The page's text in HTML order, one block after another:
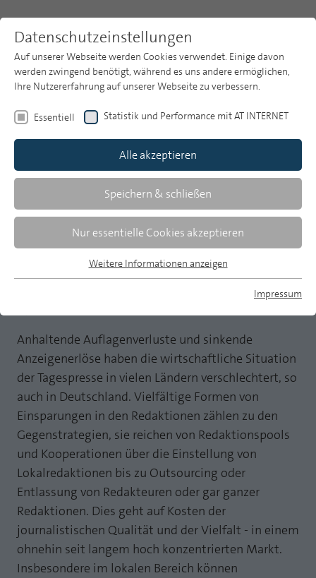
MP auf Mastodon
MP auf LinkedIn
Newsletter
Publikationsarchiv
Heft 5
Zeitungen 2010: Rangverschiebungen
unter den größten Verlagen
Daten zur Konzentration der Tagespresse in
der Bundesrepublik Deutschland im I.
Anhaltende Auflagenverluste und sinkende
Anzeigenerlöse haben die wirtschaftliche Situation
der Tagespresse in vielen Ländern verschlechtert, so
auch in Deutschland. Vielfältige Formen von
Einsparungen in den Redaktionen zählen zu den
Gegenstrategien, sie reichen von Redaktionspools
und Kooperationen über die Einstellung von
Lokalredaktionen bis zu Outsourcing oder
Entlassung von Redakteuren oder gar ganzer
Redaktionen. Dies geht auf Kosten der
journalistischen Qualität und der Vielfalt - in einem
ohnehin seit langem hoch konzentrierten Markt.
Insbesondere im lokalen Bereich können
Datenschutzeinstellungen
Auf unserer Webseite werden Cookies verwendet. Einige davon
werden zwingend benötigt, während es uns andere ermöglichen,
Ihre Nutzererfahrung auf unserer Webseite zu verbessern.
Essentiell Statistik und Performance mit AT INTERNET
Alle akzeptieren
Speichern & schließen
Nur essentielle Cookies akzeptieren
Essentielle Cookies werden für grundlegende Funktionen der
Webseite einwandfrei funktioniert.
Anbieter TYPO3
Zweck
Dieses Cookie ist ein Standard-Session-
Cookie von TYPO3. Es speichert im Falle
eines Benutzer-Logins die Session ID
mithilfe derer der eingeloggte User
wiedererkannt wird, um ihm Zugang zu
geschützten Bereichen zu gewähren.
PHPSESSID
Cookie-Informationen anzeigen
Statistik und Performance mit AT INTERNET
CROSS-DEVICE ANALYTICS LÖSUNG
Name atidvisitor
Anbieter
Laufzeit 1 Jahr
Zweck
Cookie von AT INTERNET zur Steuerung der
Cookie-Informationen anzeigen
Weitere Informationen anzeigen
Impressum